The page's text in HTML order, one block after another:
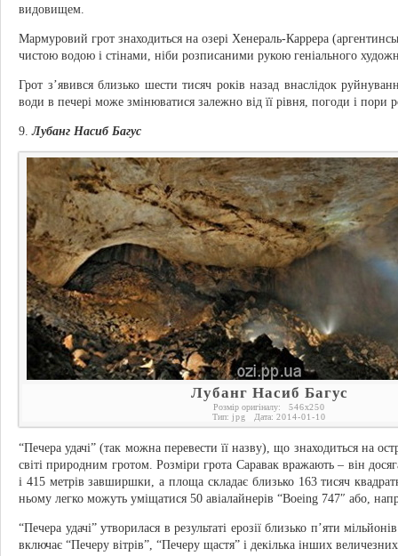
видовищем.
Мармуровий грот знаходиться на озері Хенераль-Каррера
чистою водою і стінами, ніби розписаними рукою геніального
Грот з’явився близько шести тисяч років назад внаслідок
води в печері може змінюватися залежно від її рівня, погоди і пори
9. Лубанг Насиб Багус
Лубанг Насиб Багус
Розмір оригіналу: 546x250
Тип: jpg Дата: 2014-01-10
“Печера удачі” (так можна перевести її назву), що знаходиться на
світі природним гротом. Розміри грота Саравак вражають – він
і 415 метрів завширшки, а площа складає близько 163 тисяч
ньому легко можуть уміщатися 50 авіалайнерів “Boeing 747″ або,
“Печера удачі” утворилася в результаті ерозії близько п’яти
включає “Печеру вітрів”, “Печеру щастя” і декілька інших